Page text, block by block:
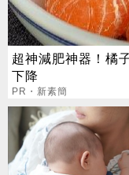
超神減肥神器！橘
下降
PR・新素簡